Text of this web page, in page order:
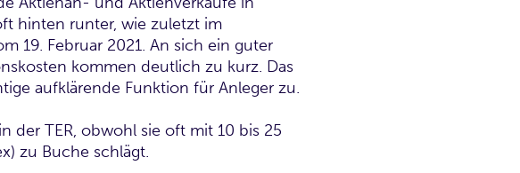
hinten runter, wie zuletzt im
19. Februar 2021. An sich ein guter
kommen deutlich zu kurz. Das
aufklärende Funktion für Anleger zu.
der TER, obwohl sie oft mit 10 bis 25
zu Buche schlägt.